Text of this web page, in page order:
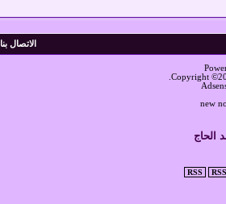
الاتصال بنا
Copyright
new
الحاج
RSS